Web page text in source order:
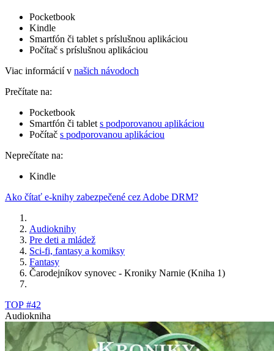
Pocketbook
Kindle
Smartfón či tablet s príslušnou aplikáciou
Počítač s príslušnou aplikáciou
Viac informácií v našich návodoch
Prečítate na:
Pocketbook
Smartfón či tablet s podporovanou aplikáciou
Počítač s podporovanou aplikáciou
Neprečítate na:
Kindle
Ako čítať e-knihy zabezpečené cez Adobe DRM?
Audioknihy
Pre deti a mládež
Sci-fi, fantasy a komiksy
Fantasy
Čarodejníkov synovec - Kroniky Narnie (Kniha 1)
TOP #42
Audiokniha